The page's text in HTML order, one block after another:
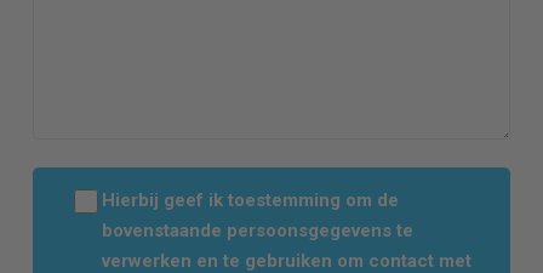
Hierbij geef ik toestemming om de
bovenstaande persoonsgegevens te
verwerken en te gebruiken om contact met